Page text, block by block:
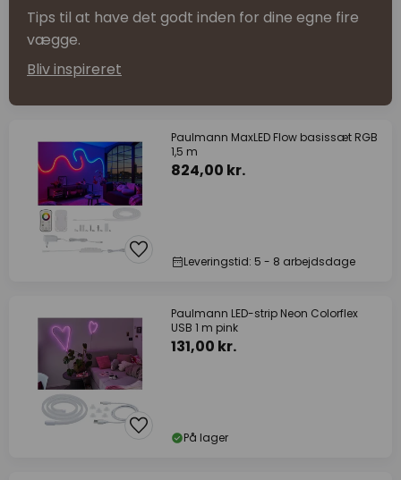
Tips til at have det godt inden for dine egne fire
vægge.
Bliv inspireret
Paulmann MaxLED Flow basissæt RGB
1,5 m
824,00 kr.
Leveringstid: 5 - 8 arbejdsdage
Paulmann LED-strip Neon Colorflex
USB 1 m pink
131,00 kr.
På lager